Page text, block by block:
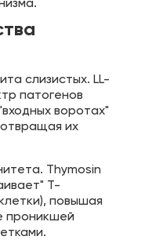
слизистых. LL-
патогенов
воротах"
их
Thymosin
Т-
повышая
проникшей